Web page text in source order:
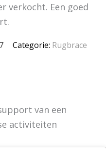
verkocht. Een goed
Categorie: Rugbrace
van een
activiteiten